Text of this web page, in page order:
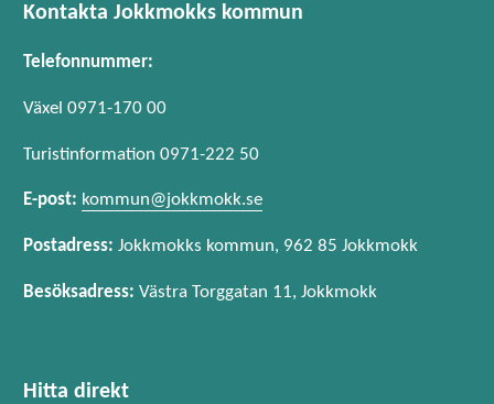
Kontakta Jokkmokks kommun
Telefonnummer:
Växel 0971-170 00
Turistinformation 0971-222 50
E-post: kommun@jokkmokk.se
Postadress: Jokkmokks kommun, 962 85 Jokkmokk
Besöksadress: Västra Torggatan 11, Jokkmokk
Hitta direkt